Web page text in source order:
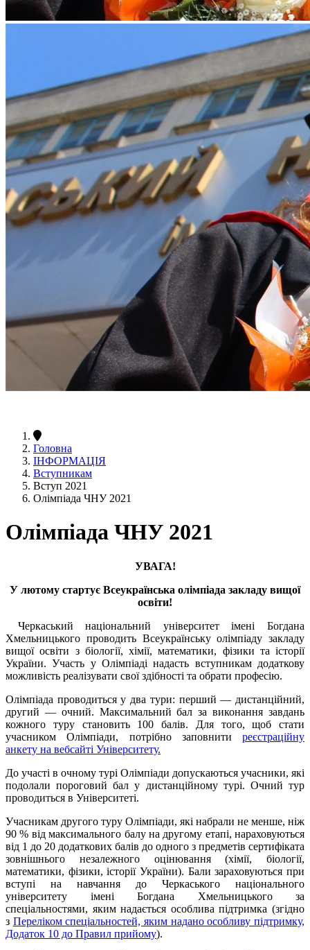
Головна
ІНФОРМАЦІЯ
Вступникам
Вступ 2021
Олімпіада ЧНУ 2021
Олімпіада ЧНУ 2021
УВАГА!
У лютому стартує Всеукраїнська олімпіада закладу вищої
освіти!
Черкаський національний університет імені Богдана
Хмельницького проводить Всеукраїнську олімпіаду закладу
вищої освіти з біології, хімії, математики, фізики та історії
України. Участь у Олімпіаді надасть вступникам додаткову
можливість реалізувати свої здібності та обрати професію.
Олімпіада проводиться у два тури: перший — дистанційний,
другий — очний. Максимальний бал за виконання завдань
кожного туру становить 100 балів. Для того, щоб стати
учасником Олімпіади, потрібно заповнити реєстраційну
анкету на вебсайті Університету.
До участі в очному турі Олімпіади допускаються учасники, які
подолали пороговий бал у дистанційному турі. Очний тур
проводиться в Університеті.
Учасникам другого туру Олімпіади, які набрали не менше, ніж
90 % від максимального балу на другому етапі, нараховуються
від 1 до 20 додаткових балів до одного з предметів сертифіката
зовнішнього незалежного оцінювання (хімії, біології,
математики, фізики, історії України). Бали зараховуються при
вступі на навчання до Черкаського національного
університету імені Богдана Хмельницького за
спеціальностями, яким надається особлива підтримка (згідно
з Переліком спеціальностей, яким надано особливу підтримку,
Додаток 10 до Правил прийому).